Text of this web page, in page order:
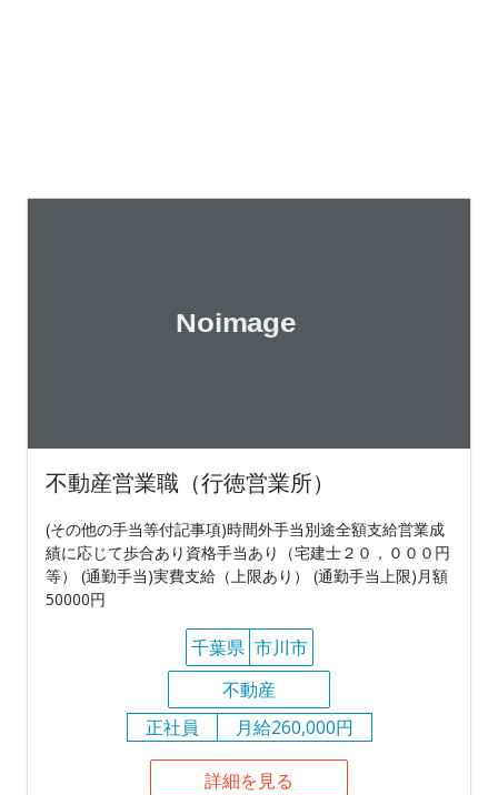
不動産営業職（行徳営業所）
(その他の手当等付記事項)時間外手当別途全額支給営業成
績に応じて歩合あり資格手当あり（宅建士２０，０００円
等） (通勤手当)実費支給（上限あり） (通勤手当上限)月額
50000円
千葉県 市川市
不動産
正社員
月給260,000円
詳細を見る